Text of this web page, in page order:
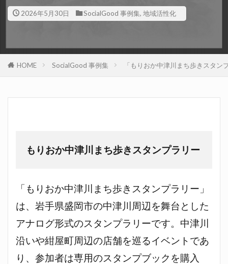
2026年5月30日 SocialGood 事例集, 地域活性化
HOME SocialGood 事例集 「もりおか中津川まち歩きスタ
もりおか中津川まち歩きスタンプラリー
「もりおか中津川まち歩きスタンプラリー」
は、岩手県盛岡市の中津川周辺を舞台とした
アナログ形式のスタンプラリーです。中津川
沿いや紺屋町周辺の店舗を巡るイベントであ
り、参加者は専用のスタンプブックを購入